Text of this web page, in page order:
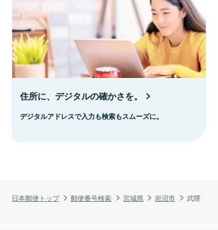
日本郵便トップ 郵便番号検索 宮城県 岩沼市 武隈
住所に、デジタルの確かさを。
デジタルアドレスで入力も検索もスムーズに。